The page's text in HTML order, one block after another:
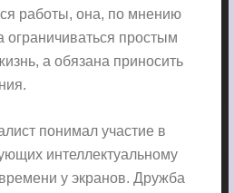
работы, она, по мнению
ограничиваться простым
а обязана приносить
понимал участие в
интеллектуальному
у экранов. Дружба